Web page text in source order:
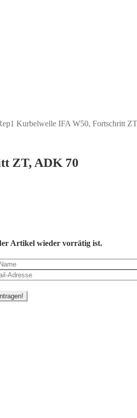
Kurbelwelle IFA W50, Fortschritt
ZT, ADK 70
Artikel wieder vorrätig ist.